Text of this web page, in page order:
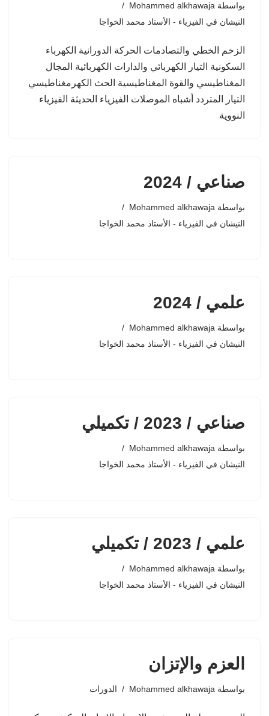
بواسطة Mohammed alkhawaja
النيشان في الفيزياء - الأستاذ محمد الخواجا
الزخم الخطي والتصادمات الحركة الدورانية الكهرباء
السكونية التيار الكهربائي والدارات الكهربائية المجال
المغناطيسي والقوة المغناطيسية الحث الكهرمغناطيسي
التيار المتردد أشباه الموصلات الفيزياء الحديثة الفيزياء
النووية
صناعي / 2024
بواسطة Mohammed alkhawaja
النيشان في الفيزياء - الأستاذ محمد الخواجا
علمي / 2024
بواسطة Mohammed alkhawaja
النيشان في الفيزياء - الأستاذ محمد الخواجا
صناعي / 2023 / تكميلي
بواسطة Mohammed alkhawaja
النيشان في الفيزياء - الأستاذ محمد الخواجا
علمي / 2023 / تكميلي
بواسطة Mohammed alkhawaja
النيشان في الفيزياء - الأستاذ محمد الخواجا
العزم والإتزان
بواسطة Mohammed alkhawaja الدورات